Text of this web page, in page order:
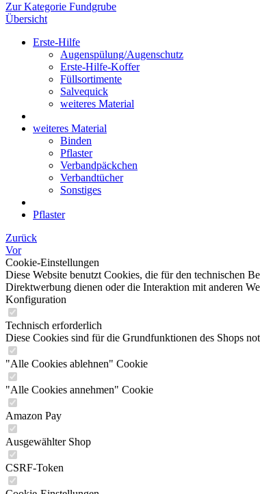
Zur Kategorie Fundgrube
Übersicht
Erste-Hilfe
Augenspülung/Augenschutz
Erste-Hilfe-Koffer
Füllsortimente
Salvequick
weiteres Material
weiteres Material
Binden
Pflaster
Verbandpäckchen
Verbandtücher
Sonstiges
Pflaster
Zurück
Vor
Cookie-Einstellungen
Diese Website benutzt Cookies, die für den technischen
Direktwerbung dienen oder die Interaktion mit anderen
Konfiguration
Technisch erforderlich
Diese Cookies sind für die Grundfunktionen des Shops
"Alle Cookies ablehnen" Cookie
"Alle Cookies annehmen" Cookie
Amazon Pay
Ausgewählter Shop
CSRF-Token